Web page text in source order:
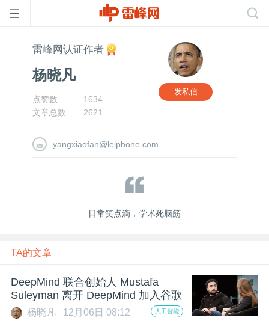
首
课
雷峰网认证作者
杨晓凡
点赞数
1634
文章总数
2621
发私信
yangxiaofan@leiphone.com
日常笑点滴，学术死脑筋
TA的文章
DeepMind 联合创始人 Mustafa
Suleyman 离开 DeepMind 加入谷歌
杨晓凡 12月06日 08:12 人工智能